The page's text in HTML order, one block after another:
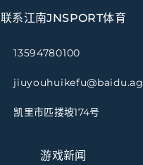
联系江南JNSPORT体育
13594780100
jiuyouhuikefu@baidu.ag
凯里市匹搂坡174号
游戏新闻